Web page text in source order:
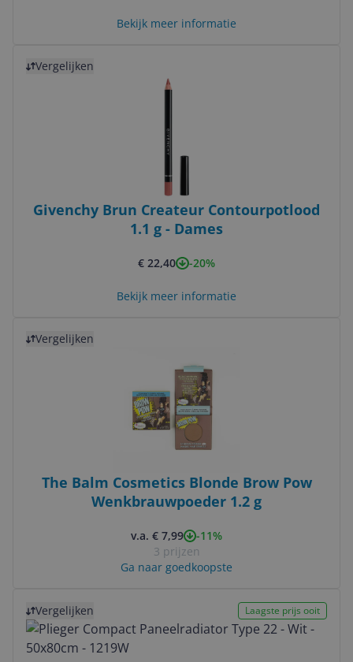
Bekijk meer informatie
Vergelijken
Givenchy Brun Createur Contourpotlood
1.1 g - Dames
€ 22,40 -20%
Bekijk meer informatie
Vergelijken
The Balm Cosmetics Blonde Brow Pow
Wenkbrauwpoeder 1.2 g
v.a. € 7,99
-11%
3 prijzen
Ga naar goedkoopste
Vergelijken Laagste prijs ooit